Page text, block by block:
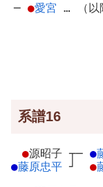
─ ●愛宮 … （以
系譜16
●源昭子 ┬
●藤原忠平 ┘
─ ●
●